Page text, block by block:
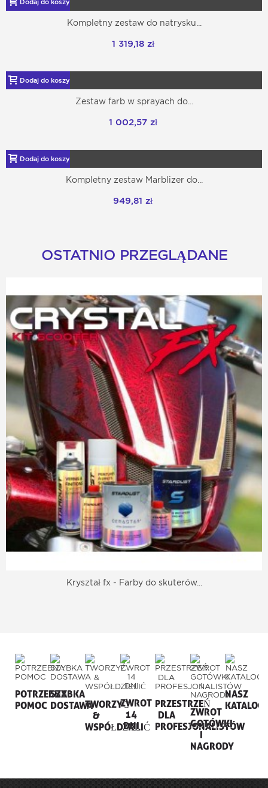
Dodaj do koszyka
Kompletny zestaw do natrysku...
1 319,18 zł
Dodaj do koszyka
Zestaw farb w sprayach do...
1 002,57 zł
Dodaj do koszyka
Kompletny zestaw Marblizer do...
949,81 zł
OSTATNIO PRZEGLĄDANE
Kryształ fx - Farby do skuterów...
POTRZEBNA
POMOC
SZYBKA
DOSTAWATWORZYĆ
&
WSPÓŁDZIELIĆ
ZWROT
14
DNI
PRZESTRZEŃ
DLA
PROFESJONALISTÓW
ZWROT
GOTÓWKI
I
NAGRODY
NASZ
KATALOG